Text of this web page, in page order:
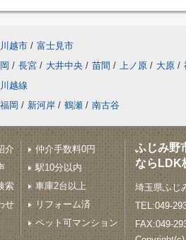
川越市 / 富士見市
/ 長宮 / 大井中央 / 苗間 / 上ノ原 / 大原 /
川越線
岡 / 新河岸 / 鶴瀬 / 南古谷
介
索
せ
仲介手数料0円
駅10分以内
車庫2台以上
リフォーム済
ペット可マンション
ふじみ野
ならLDK
埼玉県ふじ
TEL:049-
FAX:049-